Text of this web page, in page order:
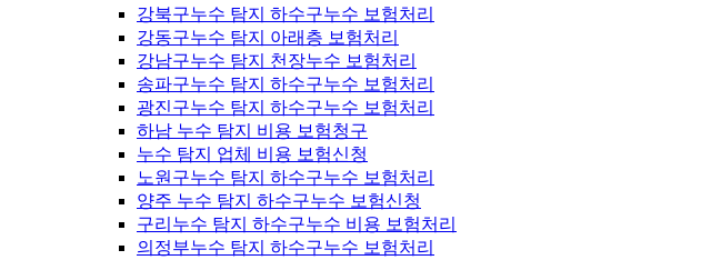
강북구누수 탐지 하수구누수 보험처리
강동구누수 탐지 아래층 보험처리
강남구누수 탐지 천장누수 보험처리
송파구누수 탐지 하수구누수 보험처리
광진구누수 탐지 하수구누수 보험처리
하남 누수 탐지 비용 보험청구
누수 탐지 업체 비용 보험신청
노원구누수 탐지 하수구누수 보험처리
양주 누수 탐지 하수구누수 보험신청
구리누수 탐지 하수구누수 비용 보험처리
의정부누수 탐지 하수구누수 보험처리